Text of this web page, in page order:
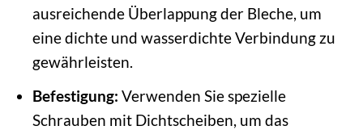
ausreichende Überlappung der Bleche, um
eine dichte und wasserdichte Verbindung zu
gewährleisten.
Befestigung: Verwenden Sie spezielle
Schrauben mit Dichtscheiben, um das